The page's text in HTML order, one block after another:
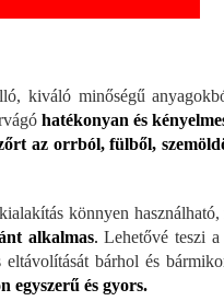
kiváló minőségű
hatékonyan és
az orrból, fülből,
könnyen használható,
alkalmas. Lehetővé teszi
eltávolítását bárhol és
egyszerű és gyors.